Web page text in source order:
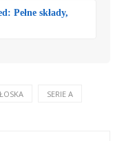
Pełne składy,
SERIE A